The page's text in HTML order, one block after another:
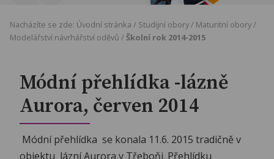
Nacházíte se zde: Úvodní stránka / Studijní obory/ Maturitní obory/
Modelářství návrhářství oděvů / Školní rok 2014-2015
Módní přehlídka -lázně
Aurora, červen 2014
Módní přehlídka se konala 11.6. 2015 tradičně v
objektu lázní Aurora v Třeboňi. Přehlídku